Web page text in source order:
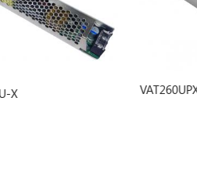
VAT260UPXAA